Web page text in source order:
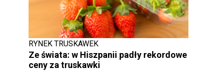
RYNEK TRUSKAWEK
Ze świata: w Hiszpanii padły rekordowe
ceny za truskawki